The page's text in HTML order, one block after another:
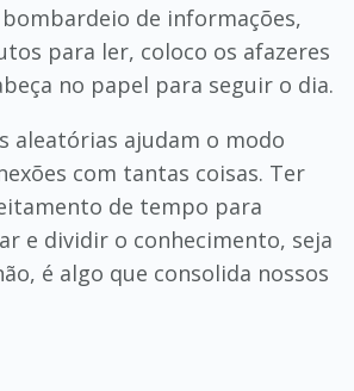
de informações,
para ler, coloco os afazeres
no papel para seguir o dia.
aleatórias ajudam o modo
com tantas coisas. Ter
de tempo para
e dividir o conhecimento, seja
é algo que consolida nossos